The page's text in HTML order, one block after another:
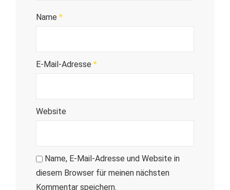
Name *
E-Mail-Adresse *
Website
Name, E-Mail-Adresse und Website in
diesem Browser für meinen nächsten
Kommentar speichern.